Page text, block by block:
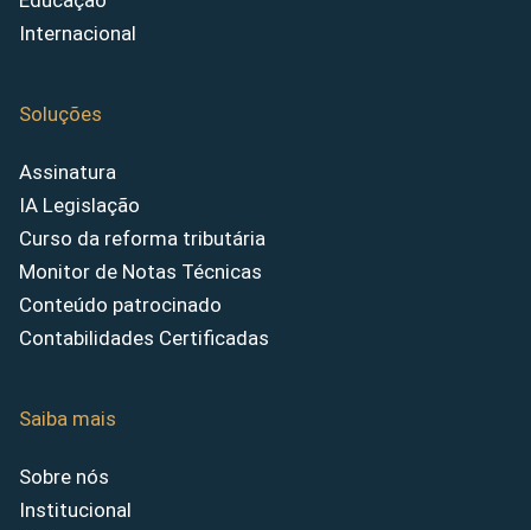
Internacional
Soluções
Assinatura
IA Legislação
Curso da reforma tributária
Monitor de Notas Técnicas
Conteúdo patrocinado
Contabilidades Certificadas
Saiba mais
Sobre nós
Institucional